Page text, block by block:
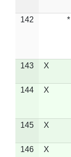
142 *
143 X
144 X
145 X
146 X